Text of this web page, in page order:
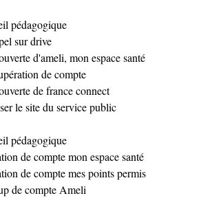
pédagogique
sur drive
d'ameli, mon espace santé
de compte
de france connect
le site du service public
pédagogique
de compte mon espace santé
de compte mes points permis
de compte Ameli